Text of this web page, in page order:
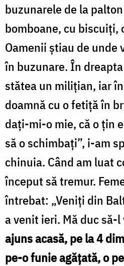
buzunarele de la
bomboane, cu biscuiţi,
Oamenii ştiau de unde
în buzunare. În
stătea un miliţian, iar
doamnă cu o fetiţă în
daţi-mi-o mie, că o ţin
să o schimbaţi”, i-am
chinuia. Când am luat
început să tremur.
întrebat: „Veniţi din
a venit ieri. Mă duc să-l
ajuns acasă, pe la 4
pe-o funie agăţată, o